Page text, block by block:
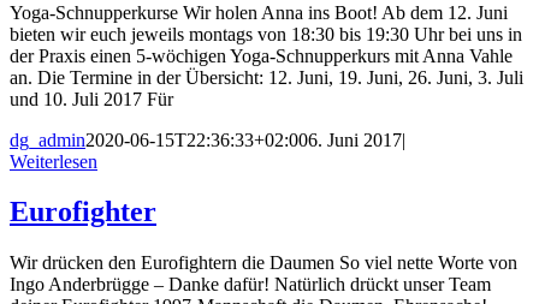
Yoga-Schnupperkurse Wir holen Anna ins Boot! Ab dem 12. Juni
bieten wir euch jeweils montags von 18:30 bis 19:30 Uhr bei uns in
der Praxis einen 5-wöchigen Yoga-Schnupperkurs mit Anna Vahle
an. Die Termine in der Übersicht: 12. Juni, 19. Juni, 26. Juni, 3. Juli
und 10. Juli 2017 Für
dg_admin2020-06-15T22:36:33+02:006. Juni 2017|
Weiterlesen
Eurofighter
Wir drücken den Eurofightern die Daumen So viel nette Worte von
Ingo Anderbrügge – Danke dafür! Natürlich drückt unser Team